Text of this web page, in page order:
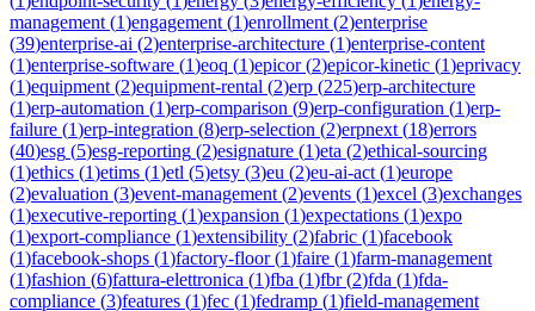
management (1)engagement (1)enrollment (2)enterprise
(39)enterprise-ai (2)enterprise-architecture (1)enterprise-content
(1)enterprise-software (1)eoq (1)epicor(2)epicor-kinetic (1)eprivacy
(1)equipment (2)equipment-rental (2)erp (225)erp-architecture
(1)erp-automation (1)erp-comparison (9)erp-configuration (1)erp-
failure (1)erp-integration (8)erp-selection (2)erpnext (18)errors
(40)esg (5)esg-reporting (2)esignature (1)eta (2)ethical-sourcing
(1)ethics (1)etims (1)etl (5)etsy (3)eu (2)eu-ai-act (1)europe
(2)evaluation (3)event-management (2)events (1)excel (3)exchanges
(1)executive-reporting (1)expansion (1)expectations (1)expo
(1)export-compliance (1)extensibility (2)fabric (1)facebook
(1)facebook-shops (1)factory-floor(1)faire (1)farm-management
(1)fashion (6)fattura-elettronica (1)fba (1)fbr(2)fda (1)fda-
compliance (3)features (1)fec (1)fedramp (1)field-management